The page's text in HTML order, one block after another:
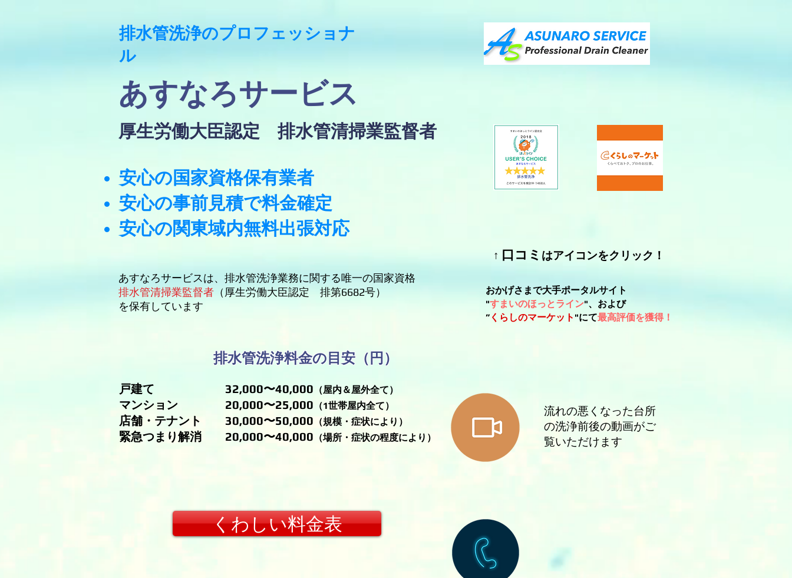
​排水管洗浄のプロフェッショナ
ル
​あすなろサービス
​厚生労働大臣認定 排水管清掃業監督者
​安心の国家資格保有業者
安心の事前見積で料金確定
​安心の関東域内無料出張対応
​↑ 口コミ はアイコンをクリック！
あすなろサービスは、排水管洗浄業務に関する唯一の国家資格
排水管清掃業監督者 （厚生労働大臣認定 排第6682号）
を保有しています
おかげさまで大手ポータルサイト
"すまいのほっとライン"、および
” くらしのマーケット "にて最高評価を獲得！
排水管洗浄料金の目安（円）
戸建て 32,000〜40,000 （屋内＆屋外全て）
マンション 20,000〜25,000 （1世帯屋内全て）
​店舗・テナント 30,000〜50,000 （規模・症状により）
​緊急つまり解消 20,000〜40,000 （場所・症状の程度により）
流れの悪くなった台所
​の洗浄前後の動画がご
覧いただけます
くわしい料金表